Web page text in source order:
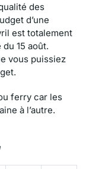
des
d’une
est totalement
15 août.
vous puissiez
ferry car les
à l’autre.